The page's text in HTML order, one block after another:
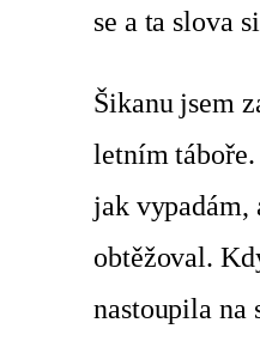
se a ta slova
Šikanu jsem
letním
jak vypadám,
obtěžoval.
nastoupila na